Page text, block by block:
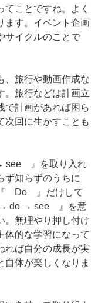
とですね。よく
ます。イベント企画
サイクルのことで
、旅行や動画作成な
。旅行などは計画立
で計画があれば困ら
次回に生かすことも
see 』を取り入れ
ず知らずのうちに
『 Do 』だけして
→ do → see 』を意
。無理やり押し付け
体的な学習になって
れば自分の成長が実
自体が楽しくなりま